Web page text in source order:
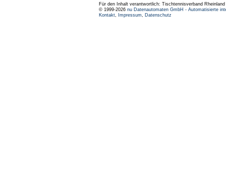
Für den Inhalt verantwortlich: Tischtennisverband
© 1999-2026 nu Datenautomaten GmbH - Automatisierte
Kontakt, Impressum, Datenschutz